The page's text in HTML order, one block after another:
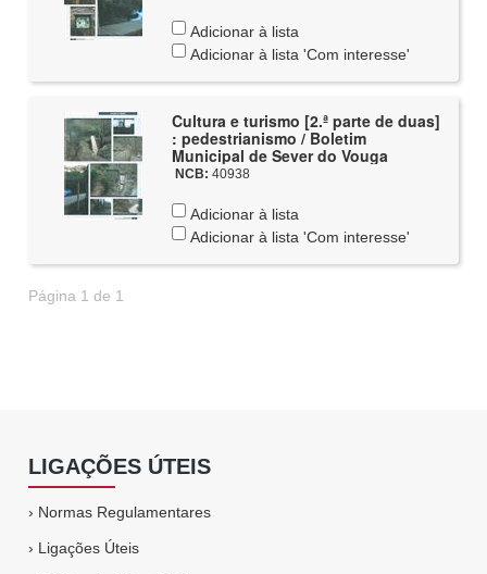
Adicionar à lista
Adicionar à lista 'Com interesse'
Cultura e turismo [2.ª parte de duas]
: pedestrianismo / Boletim
Municipal de Sever do Vouga
NCB: 40938
Adicionar à lista
Adicionar à lista 'Com interesse'
Página 1 de 1
LIGAÇÕES ÚTEIS
› Normas Regulamentares
› Ligações Úteis